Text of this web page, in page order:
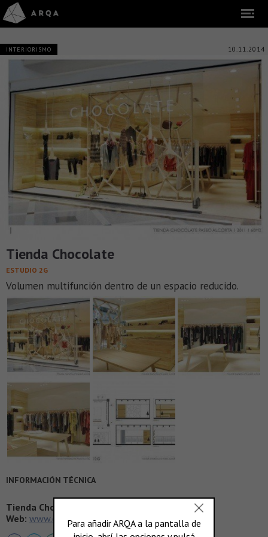
INTERIORISMO 10.11.2014
Tienda Chocolate
ESTUDIO 2G
Volumen multifunción dentro de un espacio reducido.
INFORMACIÓN TÉCNICA
Tienda Chocolate Autor:
Web: www.estudio2g.com.ar